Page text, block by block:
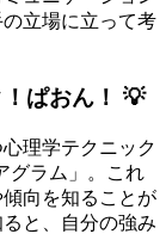
立場に立って考
ぱおん！ 💡
理学テクニック
グラム」。これ
向を知ることが
と、自分の強み